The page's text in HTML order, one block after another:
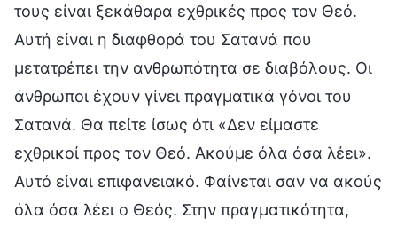
τους είναι ξεκάθαρα εχθρικές προς τον Θεό.
Αυτή είναι η διαφθορά του Σατανά που
μετατρέπει την ανθρωπότητα σε διαβόλους. Οι
άνθρωποι έχουν γίνει πραγματικά γόνοι του
Σατανά. Θα πείτε ίσως ότι «Δεν είμαστε
εχθρικοί προς τον Θεό. Ακούμε όλα όσα λέει».
Αυτό είναι επιφανειακό. Φαίνεται σαν να ακούς
όλα όσα λέει ο Θεός. Στην πραγματικότητα,